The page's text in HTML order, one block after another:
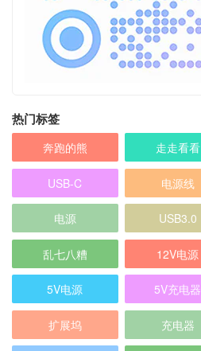
热门标签
奔跑的熊 走走看看
USB-C 电源线
电源 USB3.0
乱七八糟 12V电源
5V电源 5V充电器
扩展坞 充电器